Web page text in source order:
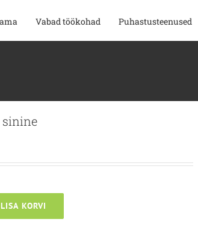
Vabad töökohad Puhastusteenused
sinine
LISA KORVI